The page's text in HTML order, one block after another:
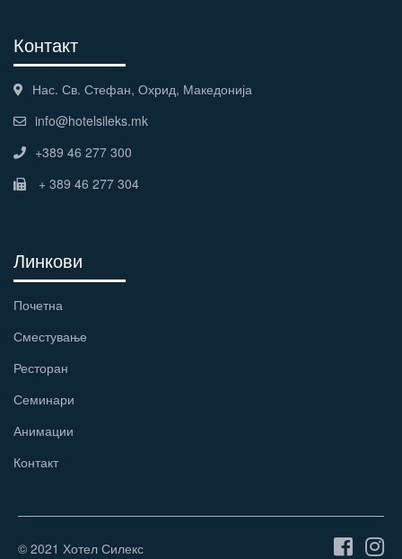
Контакт
Нас. Св. Стефан, Охрид, Македонија
info@hotelsileks.mk
+389 46 277 300
+ 389 46 277 304
Линкови
Почетна
Сместување
Ресторан
Семинари
Анимации
Контакт
© 2021 Хотел Силекс